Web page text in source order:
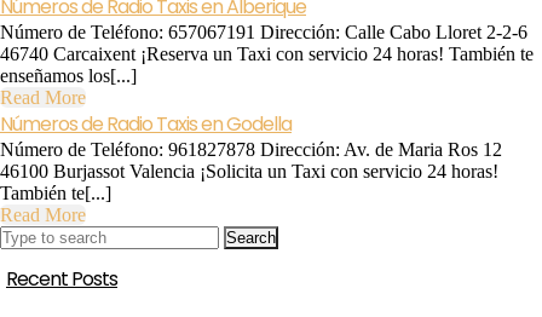
Números de Radio Taxis en Alberique
Número de Teléfono: 657067191 Dirección: Calle Cabo Lloret 2-2-6
46740 Carcaixent ¡Reserva un Taxi con servicio 24 horas! También te
enseñamos los[...]
Read MoreRead
More
Números de Radio Taxis en Godella
Número de Teléfono: 961827878 Dirección: Av. de Maria Ros 12
46100 Burjassot Valencia ¡Solicita un Taxi con servicio 24 horas!
También te[...]
Read MoreRead
More
Search
Recent Posts